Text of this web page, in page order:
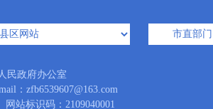
民政府办公室
zfb6539607@163.com
站标识码：2109040001